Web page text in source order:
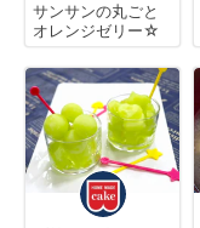
サンサンの丸ごと
オレンジゼリー☆